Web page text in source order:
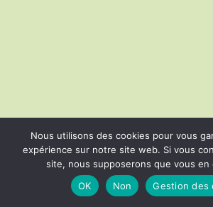
Nous utilisons des cookies pour vous
expérience sur notre site web. Si vous
site, nous supposerons que vous en
OK
Non Gestion des